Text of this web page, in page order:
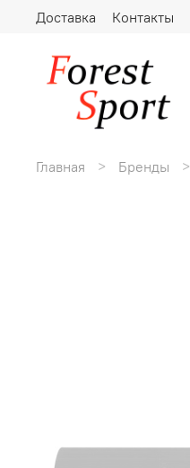
Доставка Контакты
Главная Бренды